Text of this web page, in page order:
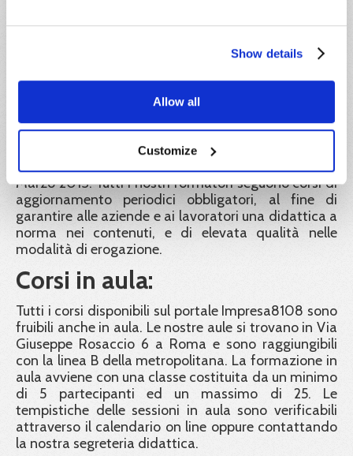
Show details
Allow all
Customize
identificati con un codice univoco di
lavoro e ogni autorità ispettiva possono verificarne
Le docenze sono tenute da formatori con
esperienza e professionalità rispondenti alle
disposizioni del Decreto Interministeriale del 6
Marzo 2013. Tutti i nostri formatori seguono corsi di
aggiornamento periodici obbligatori, al fine di
garantire alle aziende e ai lavoratori una didattica a
norma nei contenuti, e di elevata qualità nelle
modalità di erogazione.
Corsi in aula:
Tutti i corsi disponibili sul portale Impresa8108 sono
fruibili anche in aula. Le nostre aule si trovano in Via
Giuseppe Rosaccio 6 a Roma e sono raggiungibili
con la linea B della metropolitana. La formazione in
aula avviene con una classe costituita da un minimo
di 5 partecipanti ed un massimo di 25. Le
tempistiche delle sessioni in aula sono verificabili
attraverso il calendario on line oppure contattando
la nostra segreteria didattica.